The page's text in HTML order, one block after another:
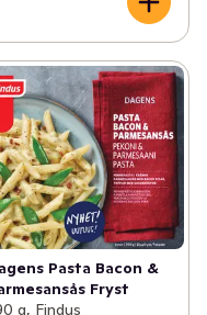
Pasta Bacon &
Fryst
g, Findus